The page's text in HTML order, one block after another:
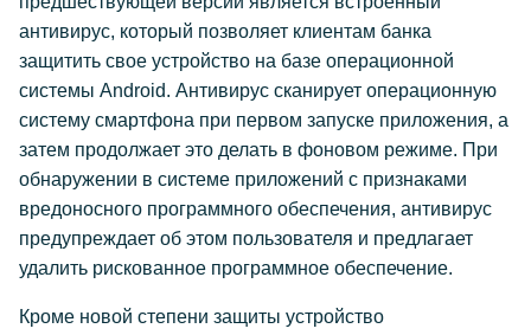
антивирус, который позволяет клиентам банка
защитить свое устройство на базе операционной
системы Android. Антивирус сканирует операционную
систему смартфона при первом запуске приложения, а
затем продолжает это делать в фоновом режиме. При
обнаружении в системе приложений с признаками
вредоносного программного обеспечения, антивирус
предупреждает об этом пользователя и предлагает
удалить рискованное программное обеспечение.
Кроме новой степени защиты устройство